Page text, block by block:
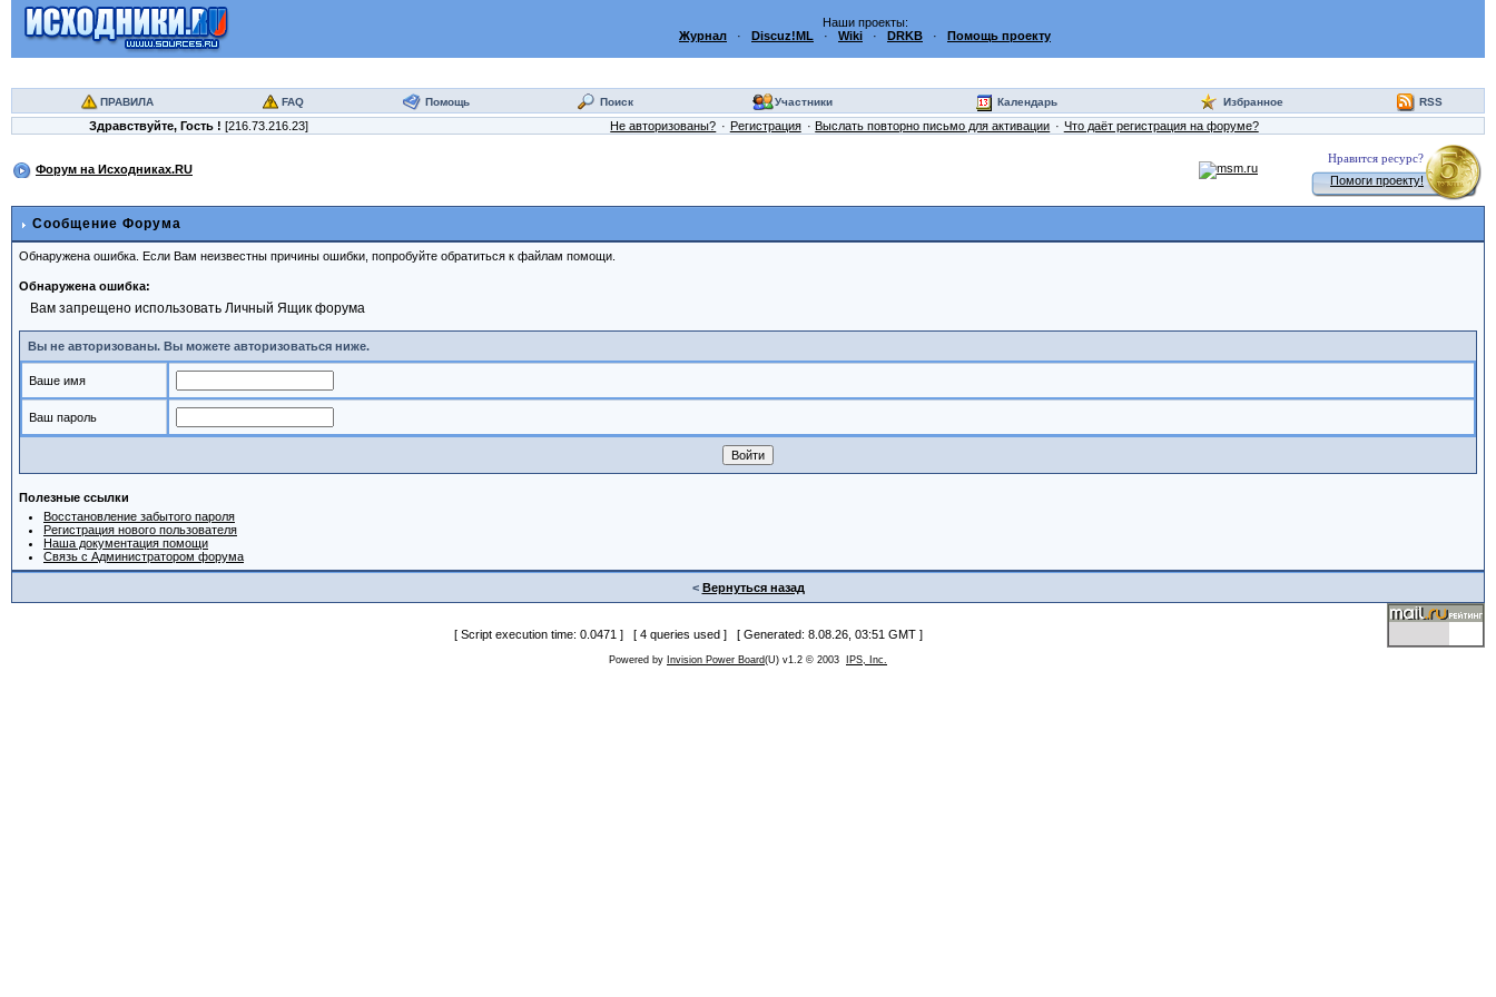
Наши проекты:
Журнал · Discuz!ML · Wiki · DRKB · Помощь проекту
ПРАВИЛА FAQ Помощь Поиск Участники Календарь Избранное RSS
Здравствуйте, Гость ! [216.73.216.23] Не авторизованы? Регистрация Выслать повторно письмо для активации Что даёт регистрация на форуме?
Форум на Исходниках.RU
Нравится ресурс?
Помоги проекту!
Сообщение Форума
Обнаружена ошибка. Если Вам неизвестны причины ошибки, попробуйте обратиться к файлам помощи.
Обнаружена ошибка:
Вам запрещено использовать Личный Ящик форума
Вы не авторизованы. Вы можете авторизоваться ниже.
Ваше имя
Ваш пароль
Полезные ссылки
Восстановление забытого пароля
Регистрация нового пользователя
Наша документация помощи
Связь с Администратором форума
< Вернуться назад
[ Script execution time: 0.0471 ] [ 4 queries used ] [ Generated: 8.08.26, 03:51 GMT ]
Powered by Invision Power Board(U) v1.2 © 2003 IPS, Inc.